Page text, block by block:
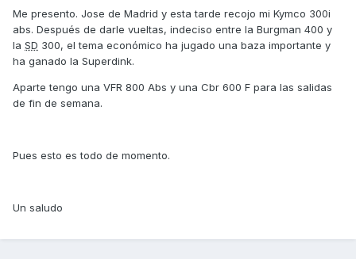
Me presento. Jose de Madrid y esta tarde recojo mi Kymco 300i
abs. Después de darle vueltas, indeciso entre la Burgman 400 y
la SD 300, el tema económico ha jugado una baza importante y
ha ganado la Superdink.
Aparte tengo una VFR 800 Abs y una Cbr 600 F para las salidas
de fin de semana.
Pues esto es todo de momento.
Un saludo